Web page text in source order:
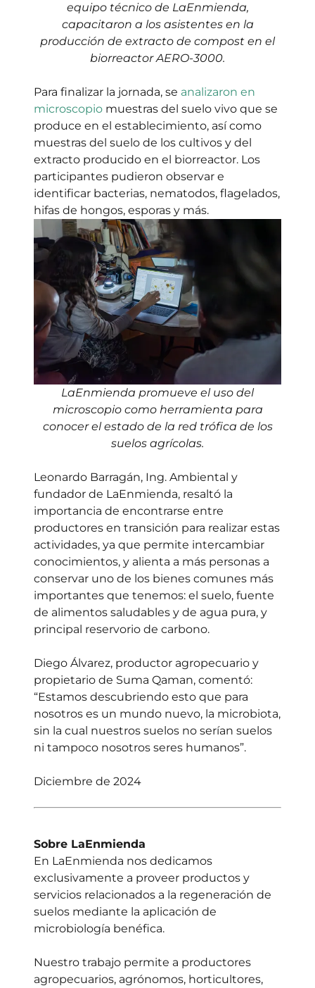
equipo técnico de LaEnmienda,
capacitaron a los asistentes en la
producción de extracto de compost en el
biorreactor AERO-3000.
Para finalizar la jornada, se analizaron en
microscopio muestras del suelo vivo que se
produce en el establecimiento, así como
muestras del suelo de los cultivos y del
extracto producido en el biorreactor. Los
participantes pudieron observar e
identificar bacterias, nematodos, flagelados,
hifas de hongos, esporas y más.
LaEnmienda promueve el uso del
microscopio como herramienta para
conocer el estado de la red trófica de los
suelos agrícolas.
Leonardo Barragán, Ing. Ambiental y
fundador de LaEnmienda, resaltó la
importancia de encontrarse entre
productores en transición para realizar estas
actividades, ya que permite intercambiar
conocimientos, y alienta a más personas a
conservar uno de los bienes comunes más
importantes que tenemos: el suelo, fuente
de alimentos saludables y de agua pura, y
principal reservorio de carbono.
Diego Álvarez, productor agropecuario y
propietario de Suma Qaman, comentó:
“Estamos descubriendo esto que para
nosotros es un mundo nuevo, la microbiota,
sin la cual nuestros suelos no serían suelos
ni tampoco nosotros seres humanos”.
Diciembre de 2024
Sobre LaEnmienda
En LaEnmienda nos dedicamos
exclusivamente a proveer productos y
servicios relacionados a la regeneración de
suelos mediante la aplicación de
microbiología benéfica.
Nuestro trabajo permite a productores
agropecuarios, agrónomos, horticultores,